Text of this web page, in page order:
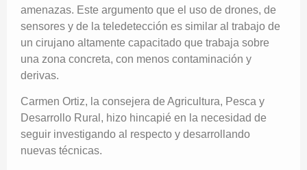
amenazas. Este argumento que el uso de drones, de
sensores y de la teledetección es similar al trabajo de
un cirujano altamente capacitado que trabaja sobre
una zona concreta, con menos contaminación y
derivas.
Carmen Ortiz, la consejera de Agricultura, Pesca y
Desarrollo Rural, hizo hincapié en la necesidad de
seguir investigando al respecto y desarrollando
nuevas técnicas.